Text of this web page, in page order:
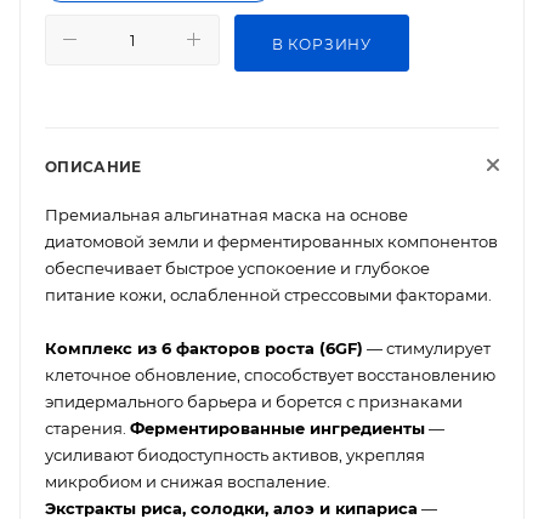
В КОРЗИНУ
ОПИСАНИЕ
Премиальная альгинатная маска на основе
диатомовой земли и ферментированных компонентов
обеспечивает быстрое успокоение и глубокое
питание кожи, ослабленной стрессовыми факторами.
Комплекс из 6 факторов роста (6GF) — стимулирует
клеточное обновление, способствует восстановлению
эпидермального барьера и борется с признаками
старения. Ферментированные ингредиенты—
усиливают биодоступность активов, укрепляя
микробиом и снижая воспаление.
Экстракты риса, солодки, алоэ и кипариса —